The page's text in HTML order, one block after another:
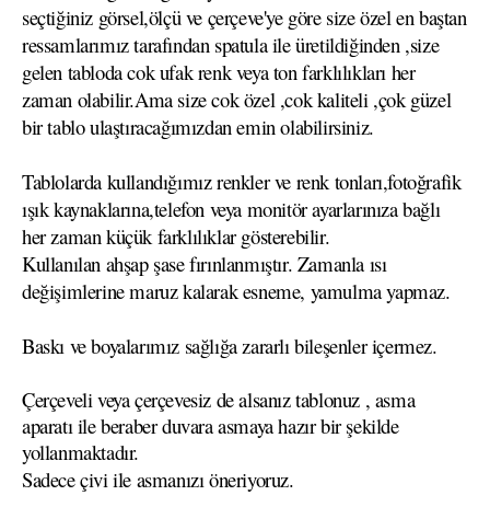
seçtiğiniz görsel,ölçü ve çerçeve'ye göre size özel en baştan
ressamlarımız tarafından spatula ile üretildiğinden ,size
gelen tabloda cok ufak renk veya ton farklılıkları her
zaman olabilir.Ama size cok özel ,cok kaliteli ,çok güzel
bir tablo ulaştıracağımızdan emin olabilirsiniz.
Tablolarda kullandığımız renkler ve renk tonları,fotoğrafik
ışık kaynaklarına,telefon veya monitör ayarlarınıza bağlı
her zaman küçük farklılıklar gösterebilir.
Kullanılan ahşap şase fırınlanmıştır. Zamanla ısı
değişimlerine maruz kalarak esneme, yamulma yapmaz.
Baskı ve boyalarımız sağlığa zararlı bileşenler içermez.
Çerçeveli veya çerçevesiz de alsanız tablonuz , asma
aparatı ile beraber duvara asmaya hazır bir şekilde
yollanmaktadır.
Sadece çivi ile asmanızı öneriyoruz.